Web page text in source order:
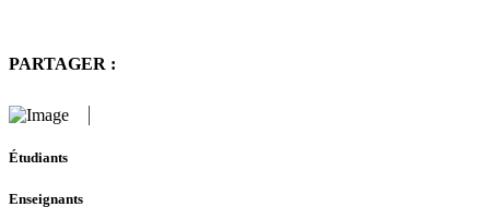
PARTAGER :
Étudiants
Enseignants